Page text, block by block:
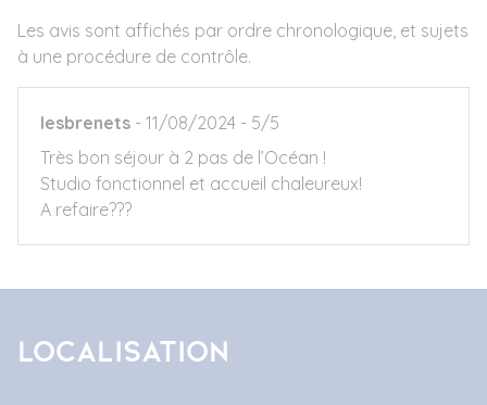
Les avis sont affichés par ordre chronologique, et sujets
à une procédure de contrôle.
lesbrenets 11/08/2024
5/5
Très bon séjour à 2 pas de l’Océan !
Studio fonctionnel et accueil chaleureux!
A refaire???
Localisation